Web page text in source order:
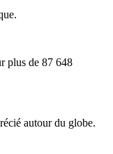
plus de 87 648
autour du globe.